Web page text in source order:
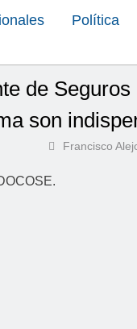
Política
de
son
Francisco